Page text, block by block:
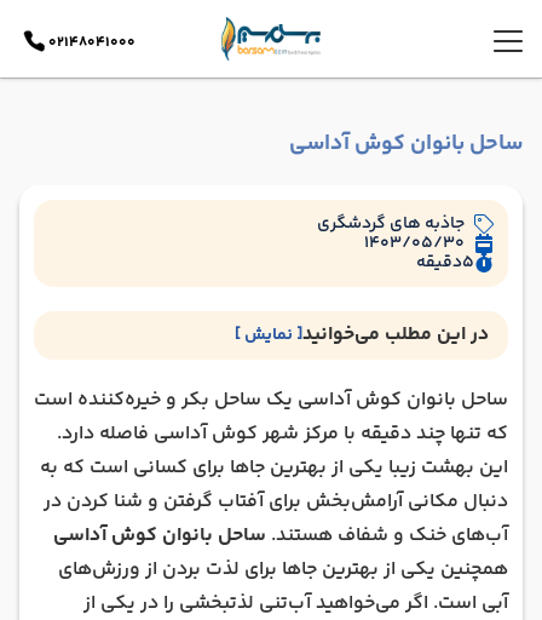
02148041000
ساحل بانوان کوش آداسی
جاذبه های گردشگری
1403/05/30
5دقیقه
در این مطلب می‌خوانید[ نمایش ]
امکانات و خدمات تفریحی ساحل بانوان کوش آداسی
نحوه دسترسی به ساحل بانوان کوش آداسی
جاهای دیدنی اطراف ساحل بانوان کوش آداسی
هتل ‌های نزدیک ساحل بانوان کوش آداسی
تجربه ‌ای فراموش ‌نشدنی در ساحل بانوان کوش
آداسی
ساحل بانوان کوش آداسی یک ساحل بکر و خیره‌کننده است
که تنها چند دقیقه با مرکز شهر کوش آداسی فاصله دارد.
این بهشت ​​زیبا یکی از بهترین جاها برای کسانی است که به
دنبال مکانی آرامش‌بخش برای آفتاب گرفتن و شنا کردن در
آب‌های خنک و شفاف هستند. ساحل بانوان کوش آداسی
همچنین یکی از بهترین جاها برای لذت بردن از ورزش‌های
آبی است. اگر می‌خواهید آب‌تنی لذتبخشی را در یکی از